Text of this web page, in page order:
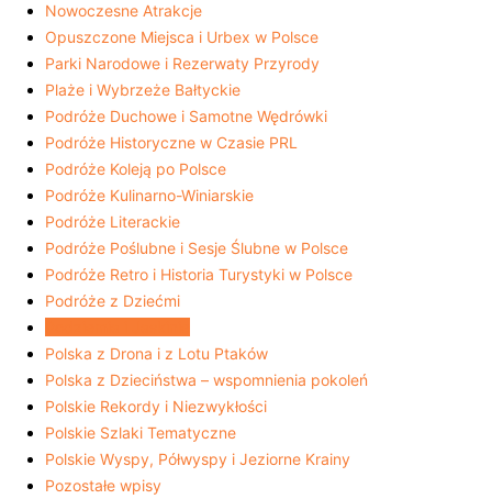
Nowoczesne Atrakcje
Opuszczone Miejsca i Urbex w Polsce
Parki Narodowe i Rezerwaty Przyrody
Plaże i Wybrzeże Bałtyckie
Podróże Duchowe i Samotne Wędrówki
Podróże Historyczne w Czasie PRL
Podróże Koleją po Polsce
Podróże Kulinarno-Winiarskie
Podróże Literackie
Podróże Poślubne i Sesje Ślubne w Polsce
Podróże Retro i Historia Turystyki w Polsce
Podróże z Dziećmi
Polska z Drona i z Lotu Ptaków
Polska z Dzieciństwa – wspomnienia pokoleń
Polskie Rekordy i Niezwykłości
Polskie Szlaki Tematyczne
Polskie Wyspy, Półwyspy i Jeziorne Krainy
Pozostałe wpisy